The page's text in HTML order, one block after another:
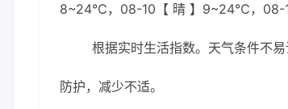
8~24℃，08-10【 晴 】9~24℃，08-
根据实时生活指数。天气条件不
防护，减少不适。